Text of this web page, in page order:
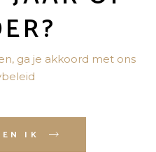
ga je akkoord met ons
IK